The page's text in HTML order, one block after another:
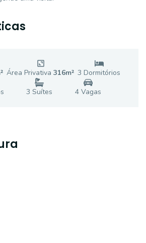
Área Privativa 316m² 3 Dormitórios
s 3 Suítes 4Vagas